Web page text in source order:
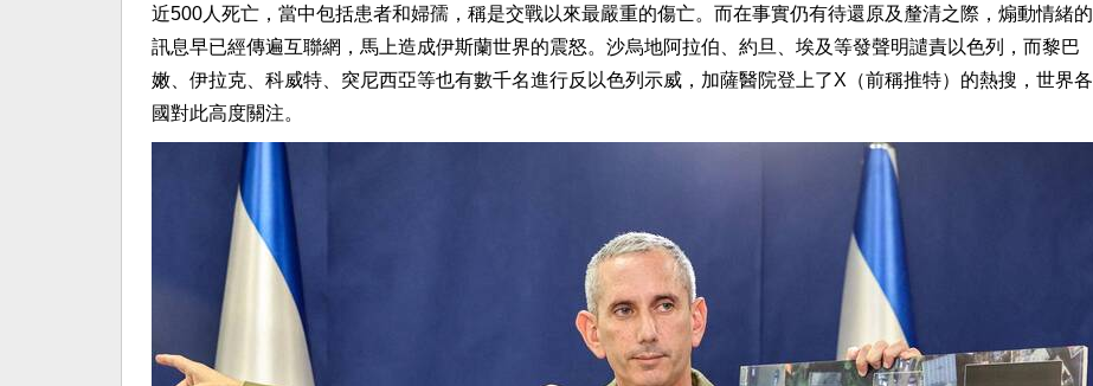
近500人死亡，當中包括患者和婦孺，稱是交戰以來最嚴重的傷亡。而在事實仍有待還原及釐清之際，煽動情緒的
訊息早已經傳遍互聯網，馬上造成伊斯蘭世界的震怒。沙烏地阿拉伯、約旦、埃及等發聲明譴責以色列，而黎巴
嫩、伊拉克、科威特、突尼西亞等也有數千名進行反以色列示威，加薩醫院登上了X（前稱推特）的熱搜，世界各
國對此高度關注。